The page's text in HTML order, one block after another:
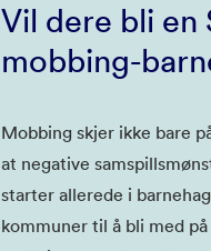
Vil dere bli en
mobbing-
Mobbing skjer ikke bare
at negative
starter allerede i
kommuner til å bli med